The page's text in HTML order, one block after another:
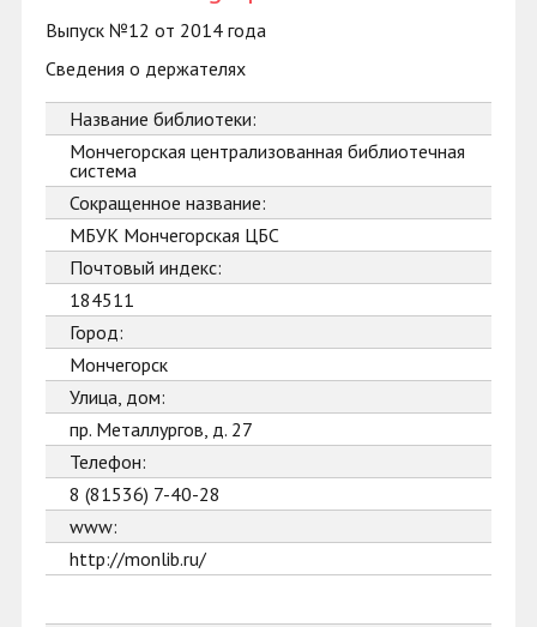
Выпуск №12 от 2014 года
Сведения о держателях
Название библиотеки:
Мончегорская централизованная библиотечная
система
Сокращенное название:
МБУК Мончегорская ЦБС
Почтовый индекс:
184511
Город:
Мончегорск
Улица, дом:
пр. Металлургов, д. 27
Телефон:
8 (81536) 7-40-28
www:
http://monlib.ru/